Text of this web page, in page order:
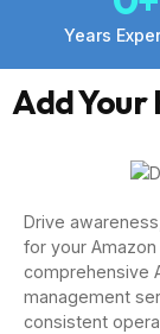
Years
Add Your
Drive
for your Amazon
comprehensive
management
consistent